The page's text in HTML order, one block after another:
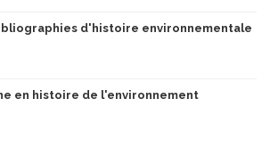
d'histoire environnementale
en histoire de l'environnement